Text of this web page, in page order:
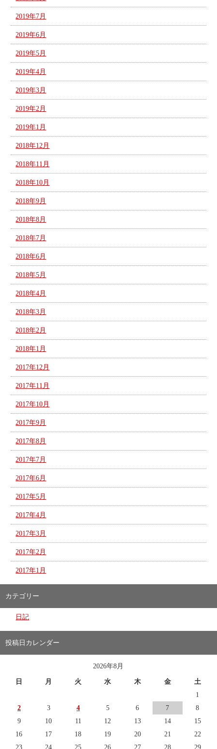
2019年7月
2019年6月
2019年5月
2019年4月
2019年3月
2019年2月
2019年1月
2018年12月
2018年11月
2018年10月
2018年9月
2018年8月
2018年7月
2018年6月
2018年5月
2018年4月
2018年3月
2018年2月
2018年1月
2017年12月
2017年11月
2017年10月
2017年9月
2017年8月
2017年7月
2017年6月
2017年5月
2017年4月
2017年3月
2017年2月
2017年1月
カテゴリー
日記
投稿日カレンダー
2026年8月
日 月 火 水 木 金
土
1
2
3 4 5 6 7
8
9
10 11 12 13 14
15
16
17 18 19 20 21
22
23
24 25 26 27 28 29